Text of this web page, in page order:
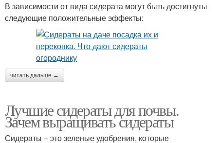
В зависимости от вида сидерата могут быть достигнуты
следующие положительные эффекты:
читать дальше →
Лучшие сидераты для почвы.
Зачем выращивать сидераты
Сидераты – это зеленые удобрения, которые